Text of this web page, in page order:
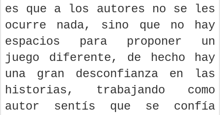
es que a los autores no se les
ocurre nada, sino que no hay
espacios para proponer un
juego diferente, de hecho hay
una gran desconfianza en las
historias, trabajando como
autor sentís que se confía